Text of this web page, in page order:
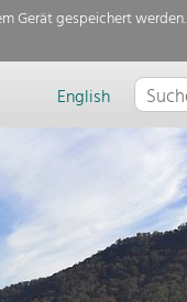
Gerät gespeichert werden.
English